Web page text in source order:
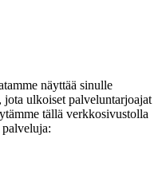
näyttää sinulle
jota ulkoiset palveluntarjoajat
tällä verkkosivustolla